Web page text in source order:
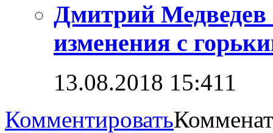
Дмитрий Медведев
изменения с
13.08.2018 15:411
Комментировать